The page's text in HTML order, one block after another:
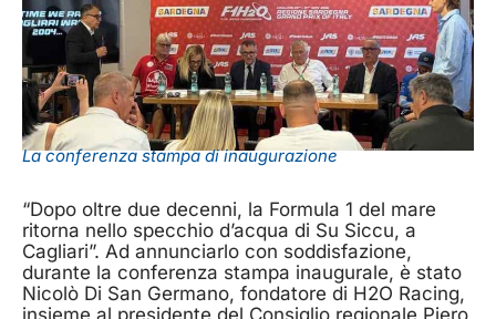
La conferenza stampa di inaugurazione
“Dopo oltre due decenni, la Formula 1 del mare
ritorna nello specchio d’acqua di Su Siccu, a
Cagliari”. Ad annunciarlo con soddisfazione,
durante la conferenza stampa inaugurale, è stato
Nicolò Di San Germano, fondatore di H2O Racing,